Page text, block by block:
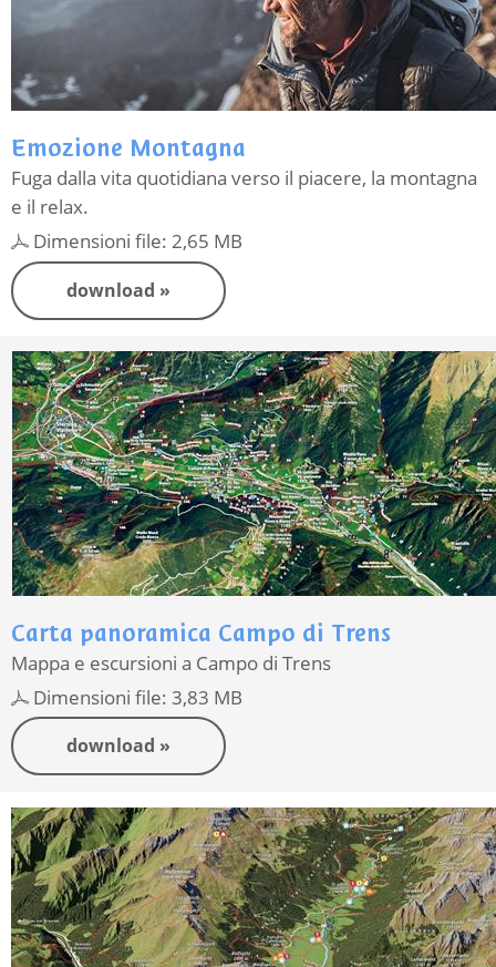
Emozione Montagna
Fuga dalla vita quotidiana verso il piacere, la montagna
e il relax.
Dimensioni file: 2,65 MB
download »
Carta panoramica Campo di Trens
Mappa e escursioni a Campo di Trens
Dimensioni file: 3,83 MB
download »